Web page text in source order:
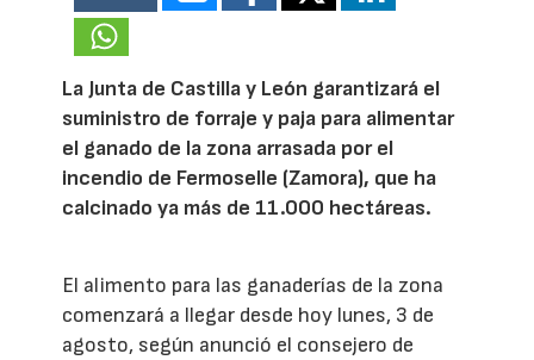
La Junta de Castilla y León garantizará el
suministro de forraje y paja para alimentar
el ganado de la zona arrasada por el
incendio de Fermoselle (Zamora), que ha
calcinado ya más de 11.000 hectáreas.
El alimento para las ganaderías de la zona
comenzará a llegar desde hoy lunes, 3 de
agosto, según anunció el consejero de